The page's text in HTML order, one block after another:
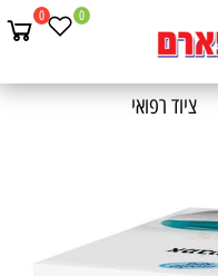
0 0
ציוד רפואי